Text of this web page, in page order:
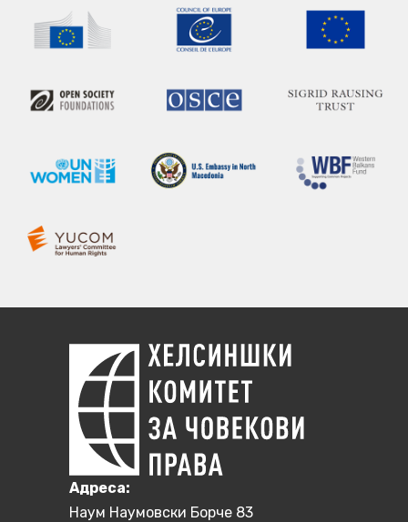
Aдреса:
Наум Наумовски Борче 83